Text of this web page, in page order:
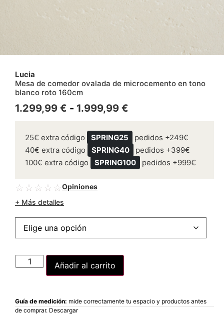
Lucia
Mesa de comedor ovalada de microcemento en tono
blanco roto 160cm
1.299,99 € - 1.999,99 €
25€ extra código SPRING25
pedidos +249€
40€ extra código
SPRING40
pedidos +399€
100€ extra código
SPRING100 pedidos +999€
☆ ☆ ☆ ☆ ☆Opiniones
+ Más detalles
Añadir al carrito
Guía de medición: mide correctamente tu espacio y productos antes
de comprar. Descargar